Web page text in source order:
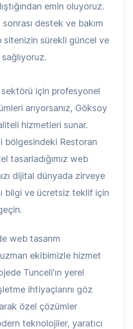
emin oluyoruz.
destek ve bakım
sitenizin sürekli güncel ve
için profesyonel
arıyorsanız, Göksoy
hizmetleri sunar.
bölgesindeki Restoran
tasarladığımız web
dijital dünyada zirveye
bilgi ve ücretsiz teklif için
web tasarım
ekibimizle hizmet
Tunceli'ın yerel
ihtiyaçlarını göz
özel çözümler
teknolojiler, yaratıcı